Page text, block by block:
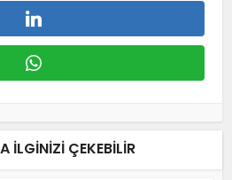
ILGINIZI ÇEKEBILIR